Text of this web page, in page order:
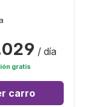
/ día
gratis
carro